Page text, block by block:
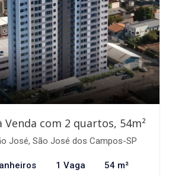
com 2 quartos, 54m²
José, São José dos Campos-SP
1 Vaga 54 m²